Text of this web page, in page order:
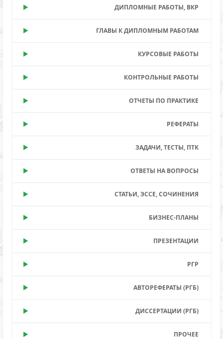
ДИПЛОМНЫЕ РАБОТЫ, ВКР
ГЛАВЫ К ДИПЛОМНЫМ РАБОТАМ
КУРСОВЫЕ РАБОТЫ
КОНТРОЛЬНЫЕ РАБОТЫ
ОТЧЕТЫ ПО ПРАКТИКЕ
РЕФЕРАТЫ
ЗАДАЧИ, ТЕСТЫ, ПТК
ОТВЕТЫ НА ВОПРОСЫ
СТАТЬИ, ЭССЕ, СОЧИНЕНИЯ
БИЗНЕС-ПЛАНЫ
ПРЕЗЕНТАЦИИ
РГР
АВТОРЕФЕРАТЫ (РГБ)
ДИССЕРТАЦИИ (РГБ)
ПРОЧЕЕ